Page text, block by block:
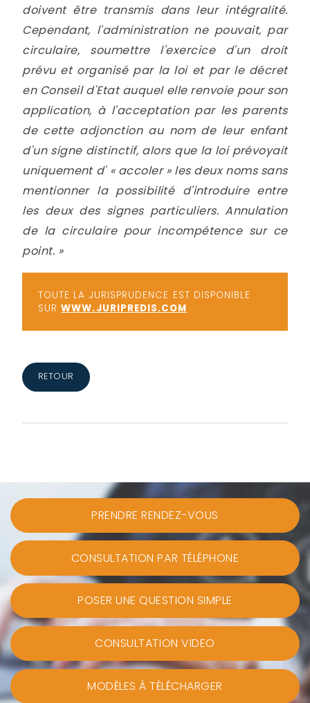
doivent être transmis dans leur intégralité.
Cependant, l'administration ne pouvait, par
circulaire, soumettre l'exercice d'un droit
prévu et organisé par la loi et par le décret
en Conseil d'Etat auquel elle renvoie pour son
application, à l'acceptation par les parents
de cette adjonction au nom de leur enfant
d'un signe distinctif, alors que la loi prévoyait
uniquement d' « accoler » les deux noms sans
mentionner la possibilité d'introduire entre
les deux des signes particuliers. Annulation
de la circulaire pour incompétence sur ce
point. »
TOUTE LA JURISPRUDENCE EST DISPONIBLE
SURWWW.JURIPREDIS.COM
RETOUR
PRENDRE RENDEZ-VOUS
CONSULTATION PAR TÉLÉPHONE
POSER UNE QUESTION SIMPLE
CONSULTATION VIDEO
MODÈLES À TÉLÉCHARGER